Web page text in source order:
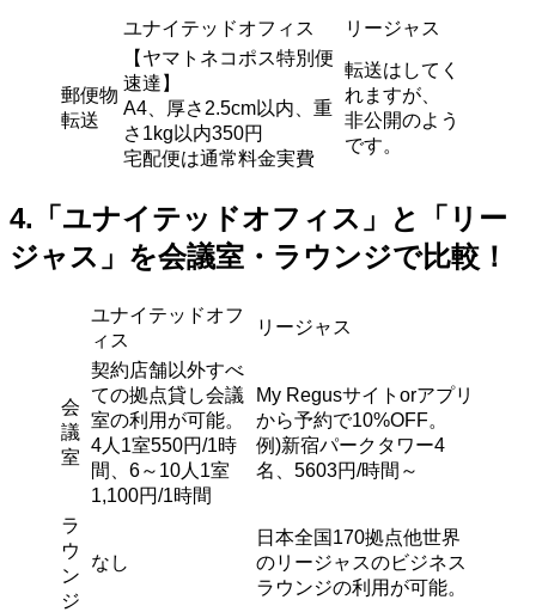
ユナイテッドオフィス リージャス
郵便物
転送
【ヤマトネコポス特別便
速達】
A4、厚さ2.5cm以内、重
さ1kg以内350円
宅配便は通常料金実費
転送はしてく
れますが、
非公開のよう
です。
4.「ユナイテッドオフィス」と「リー
ジャス」を会議室・ラウンジで比較！
ユナイテッドオフ
ィス
リージャス
会
議
室
契約店舗以外すべ
ての拠点貸し会議
室の利用が可能。
4人1室550円/1時
間、6～10人1室
1,100円/1時間
My Regusサイトorアプリ
から予約で10%OFF。
例)新宿パークタワー4
名、5603円/時間～
ラ
ウ
ン
ジ
なし
日本全国170拠点他世界
のリージャスのビジネス
ラウンジの利用が可能。